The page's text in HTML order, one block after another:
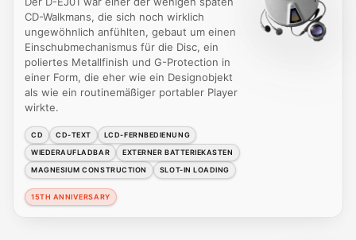
CD-Walkmans, die sich noch wirklich
ungewöhnlich anfühlten, gebaut um einen
Einschubmechanismus für die Disc, ein
poliertes Metallfinish und G-Protection in
einer Form, die eher wie ein Designobjekt
als wie ein routinemäßiger portabler Player
wirkte.
CD CD-TEXT
LCD-FERNBEDIENUNG
WIEDERAUFLADBAR
EXTERNER BATTERIEKASTEN
MAGNESIUM CONSTRUCTION
SLOT-IN LOADING
15TH ANNIVERSARY